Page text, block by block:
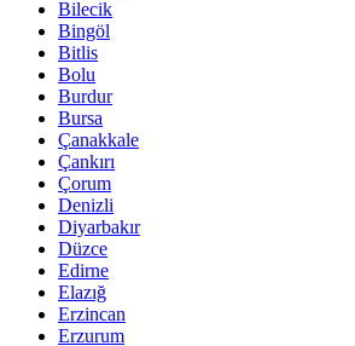
Bilecik
Bingöl
Bitlis
Bolu
Burdur
Bursa
Çanakkale
Çankırı
Çorum
Denizli
Diyarbakır
Düzce
Edirne
Elazığ
Erzincan
Erzurum